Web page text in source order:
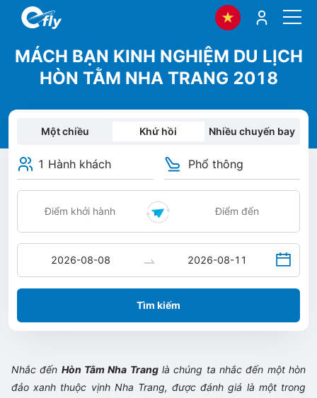
MÁCH BẠN KINH NGHIỆM DU LỊCH
HÒN TẰM NHA TRANG 2018
Một chiều Khứ hồi Nhiều chuyến bay
1 Hành khách Phổ thông
Tìm kiếm
Nhắc đến Hòn Tằm Nha Tranglà chúng ta nhắc đến một hòn
đảo xanh thuộc vịnh Nha Trang, được đánh giá là một trong